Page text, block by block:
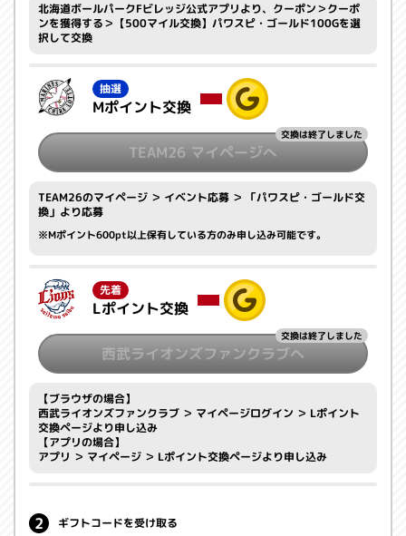
北海道ボールパークFビレッジ公式アプリより、クーポン＞クーポ
ンを獲得する＞【500マイル交換】パワスピ・ゴールド100Gを選
択して交換
抽選
Mポイント交換
TEAM26 マイページへ
交換は終了しました
TEAM26のマイページ ＞ イベント応募 ＞ 「パワスピ・ゴールド交
換」より応募
Mポイント600pt以上保有している方のみ申し込み可能です。
先着
Lポイント交換
西武ライオンズファンクラブへ
交換は終了しました
【ブラウザの場合】
西武ライオンズファンクラブ ＞ マイページログイン ＞ Lポイント
交換ページより申し込み
【アプリの場合】
アプリ ＞ マイページ ＞ Lポイント交換ページより申し込み
ギフトコードを受け取る